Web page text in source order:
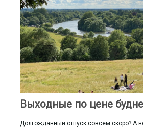
Выходные по цене
Долгожданный отпуск совсем скоро? А